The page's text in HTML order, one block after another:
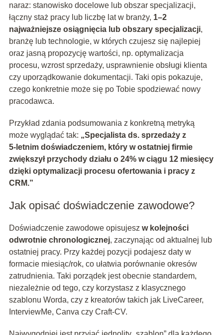
naraz: stanowisko docelowe lub obszar specjalizacji,
łączny staż pracy lub liczbę lat w branży, 1–2
najważniejsze osiągnięcia lub obszary specjalizacji,
branżę lub technologie, w których czujesz się najlepiej
oraz jasną propozycję wartości, np. optymalizacja
procesu, wzrost sprzedaży, usprawnienie obsługi klienta
czy uporządkowanie dokumentacji. Taki opis pokazuje,
czego konkretnie może się po Tobie spodziewać nowy
pracodawca.
Przykład zdania podsumowania z konkretną metryką
może wyglądać tak: „Specjalista ds. sprzedaży z
5‑letnim doświadczeniem, który w ostatniej firmie
zwiększył przychody działu o 24% w ciągu 12 miesięcy
dzięki optymalizacji procesu ofertowania i pracy z
CRM.”
Jak opisać doświadczenie zawodowe?
Doświadczenie zawodowe opisujesz w kolejności
odwrotnie chronologicznej, zaczynając od aktualnej lub
ostatniej pracy. Przy każdej pozycji podajesz daty w
formacie miesiąc/rok, co ułatwia porównanie okresów
zatrudnienia. Taki porządek jest obecnie standardem,
niezależnie od tego, czy korzystasz z klasycznego
szablonu Worda, czy z kreatorów takich jak LiveCareer,
InterviewMe, Canva czy Craft‑CV.